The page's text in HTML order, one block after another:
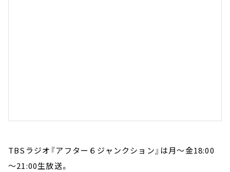
TBSラジオ『アフター６ジャンクション』は月～金18:00
～21:00生放送。